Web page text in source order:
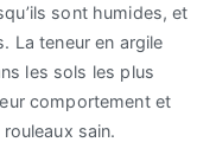
sont humides, et
La teneur en argile
les sols les plus
comportement et
sain.